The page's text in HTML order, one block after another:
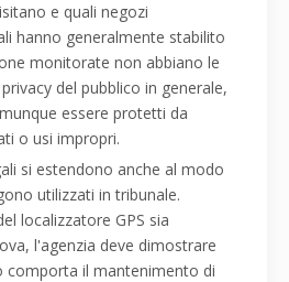
e quali negozi
hanno generalmente stabilito
monitorate non abbiano le
del pubblico in generale,
essere protetti da
o usi impropri.
si estendono anche al modo
utilizzati in tribunale.
localizzatore GPS sia
l'agenzia deve dimostrare
comporta il mantenimento di